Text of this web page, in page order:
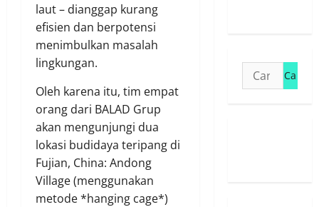
laut – dianggap kurang
efisien dan berpotensi
menimbulkan masalah
lingkungan.
Oleh karena itu, tim empat
orang dari BALAD Grup
akan mengunjungi dua
lokasi budidaya teripang di
Fujian, China: Andong
Village (menggunakan
metode *hanging cage*)
Cari
untuk: